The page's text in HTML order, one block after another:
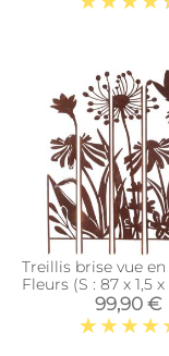
Treillis brise vue
Fleurs (S : 87 x 1,5 x
99,90 €